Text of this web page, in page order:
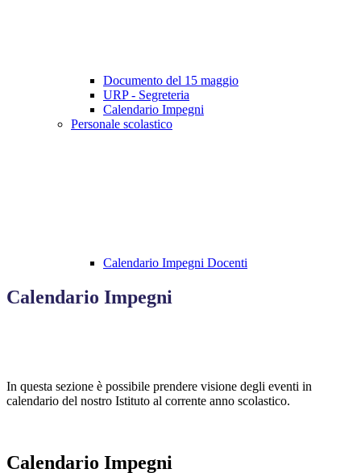
Documento del 15 maggio
URP - Segreteria
Calendario Impegni
Personale scolastico
Calendario Impegni Docenti
Calendario Impegni
In questa sezione è possibile prendere visione degli eventi in
calendario del nostro Istituto al corrente anno scolastico.
Calendario Impegni